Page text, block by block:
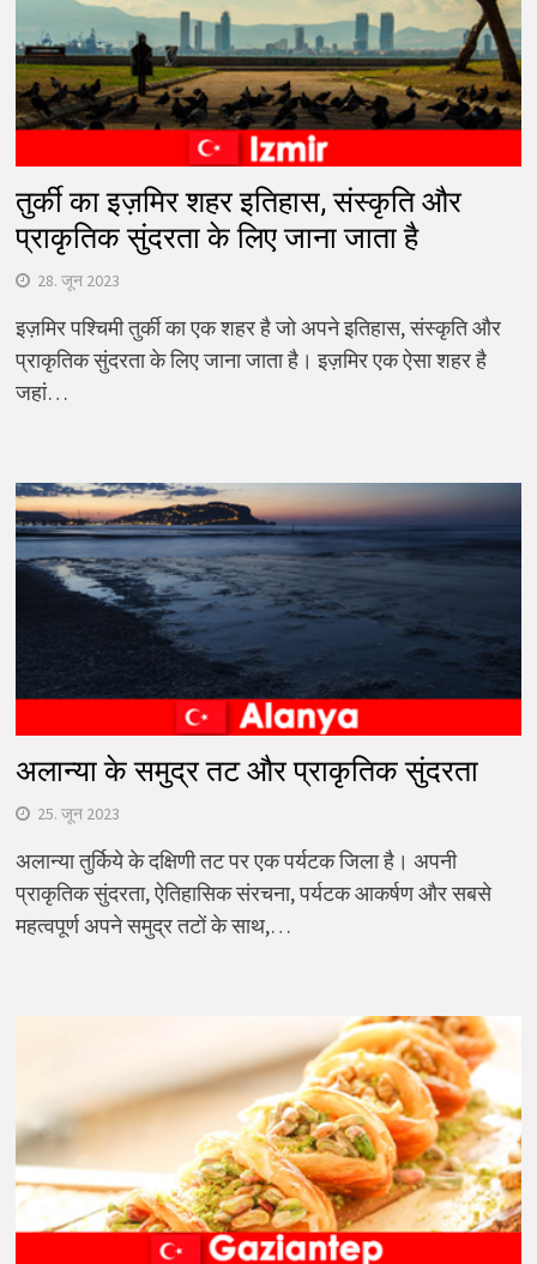
तुर्की का इज़मिर शहर इतिहास, संस्कृति और
प्राकृतिक सुंदरता के लिए जाना जाता है
28. जून 2023
इज़मिर पश्चिमी तुर्की का एक शहर है जो अपने इतिहास, संस्कृति और
प्राकृतिक सुंदरता के लिए जाना जाता है। इज़मिर एक ऐसा शहर है
जहां…
अलान्या के समुद्र तट और प्राकृतिक सुंदरता
25. जून 2023
अलान्या तुर्किये के दक्षिणी तट पर एक पर्यटक जिला है। अपनी
प्राकृतिक सुंदरता, ऐतिहासिक संरचना, पर्यटक आकर्षण और सबसे
महत्वपूर्ण अपने समुद्र तटों के साथ,…